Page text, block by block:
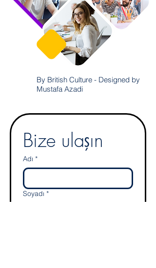
By British Culture - Designed by
Mustafa Azadi
Bize ulaşın
Adı *
Soyadı *